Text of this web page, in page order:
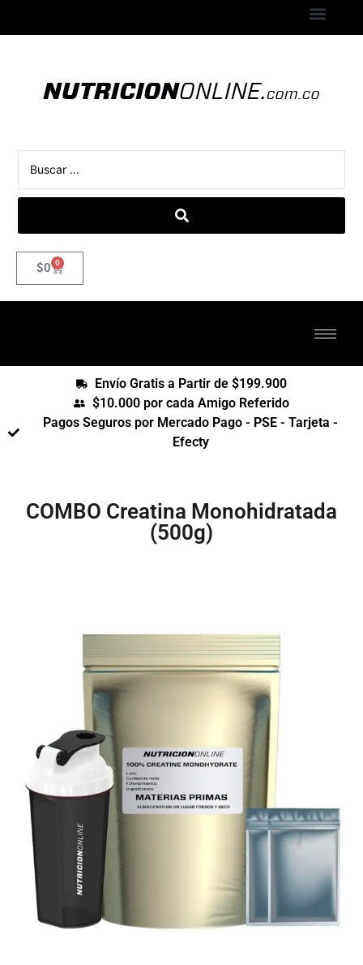
$0 0
Envío Gratis a Partir de $199.900
$10.000 por cada Amigo Referido
Pagos Seguros por Mercado Pago - PSE - Tarjeta -
Efecty
COMBO Creatina Monohidratada
(500g)